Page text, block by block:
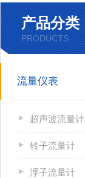
产品分类
PRODUCTS
流量仪表
超声波流量计
转子流量计
浮子流量计